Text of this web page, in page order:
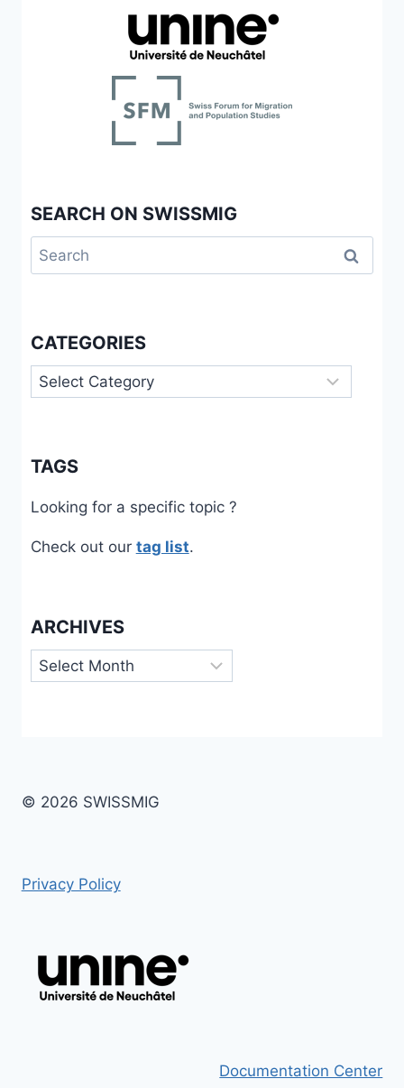
SEARCH ON SWISSMIG
Search
for:
CATEGORIES
Categories
TAGS
Looking for a specific topic ?
Check out our tag list.
ARCHIVES
Archives
© 2026 SWISSMIG
Privacy Policy
Documentation Center